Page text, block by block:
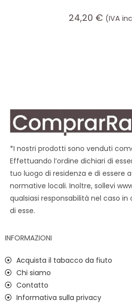
24,20 € (IVA
*I nostri prodotti sono venduti
Effettuando l’ordine dichiari di
tuo luogo di residenza e di essere
normative locali. Inoltre, sollevi
qualsiasi responsabilità nel caso
di esse.
INFORMAZIONI
Acquista il tabacco da fiuto
Chi siamo
Contatto
Informativa sulla privacy